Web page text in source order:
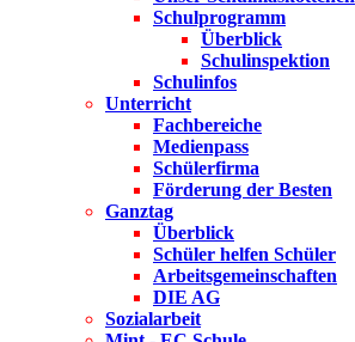
Schulprogramm
Überblick
Schulinspektion
Schulinfos
Unterricht
Fachbereiche
Medienpass
Schülerfirma
Förderung der Besten
Ganztag
Überblick
Schüler helfen Schüler
Arbeitsgemeinschaften
DIE AG
Sozialarbeit